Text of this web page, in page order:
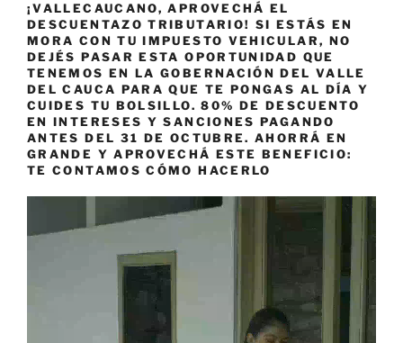
¡VALLECAUCANO, APROVECHÁ EL
DESCUENTAZO TRIBUTARIO! SI ESTÁS EN
MORA CON TU IMPUESTO VEHICULAR, NO
DEJÉS PASAR ESTA OPORTUNIDAD QUE
TENEMOS EN LA GOBERNACIÓN DEL VALLE
DEL CAUCA PARA QUE TE PONGAS AL DÍA Y
CUIDES TU BOLSILLO. 80% DE DESCUENTO
EN INTERESES Y SANCIONES PAGANDO
ANTES DEL 31 DE OCTUBRE. AHORRÁ EN
GRANDE Y APROVECHÁ ESTE BENEFICIO:
TE CONTAMOS CÓMO HACERLO